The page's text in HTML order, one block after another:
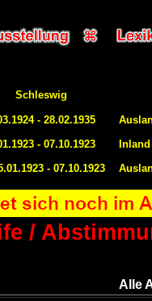
Schleswig
- 28.02.1935
- 07.10.1923
- 07.10.1923
/
Alle